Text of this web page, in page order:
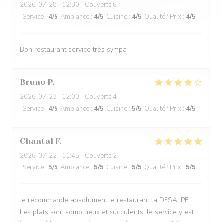
2026-07-28 - 12:30 - Couverts 6
Service : 4/5 Ambiance : 4/5 Cuisine : 4/5 Qualité / Prix : 4/5
Bon restaurant service très sympa
Bruno P
2026-07-23 - 12:00 - Couverts 4
Service : 4/5 Ambiance : 4/5 Cuisine : 5/5 Qualité / Prix : 4/5
Chantal F
2026-07-22 - 11:45 - Couverts 2
Service : 5/5 Ambiance : 5/5 Cuisine : 5/5 Qualité / Prix : 5/5
Je recommande absolument le restaurant la DESALPE.
Les plats sont somptueux et succulents, le service y est